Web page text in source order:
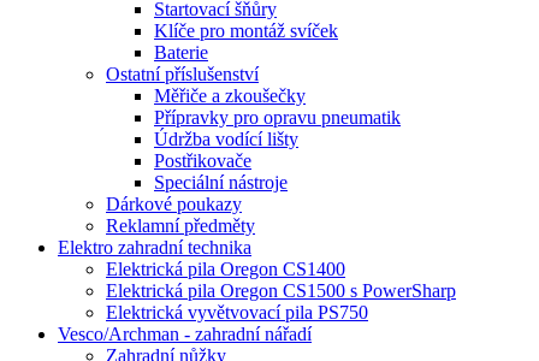
Startovací šňůry
Klíče pro montáž svíček
Baterie
Ostatní příslušenství
Měřiče a zkoušečky
Přípravky pro opravu pneumatik
Údržba vodící lišty
Postřikovače
Speciální nástroje
Dárkové poukazy
Reklamní předměty
Elektro zahradní technika
Elektrická pila Oregon CS1400
Elektrická pila Oregon CS1500 s PowerSharp
Elektrická vyvětvovací pila PS750
Vesco/Archman - zahradní nářadí
Zahradní nůžky